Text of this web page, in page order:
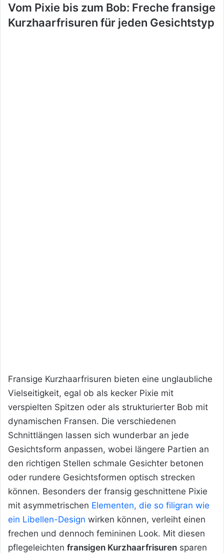
Vom Pixie bis zum Bob: Freche fransige
Kurzhaarfrisuren für jeden Gesichtstyp
Fransige Kurzhaarfrisuren bieten eine unglaubliche
Vielseitigkeit, egal ob als kecker Pixie mit
verspielten Spitzen oder als strukturierter Bob mit
dynamischen Fransen. Die verschiedenen
Schnittlängen lassen sich wunderbar an jede
Gesichtsform anpassen, wobei längere Partien an
den richtigen Stellen schmale Gesichter betonen
oder rundere Gesichtsformen optisch strecken
können. Besonders der fransig geschnittene Pixie
mit asymmetrischen Elementen, die so filigran wie
ein Libellen-Design wirken können, verleiht einen
frechen und dennoch femininen Look. Mit diesen
pflegeleichten fransigen Kurzhaarfrisuren sparen